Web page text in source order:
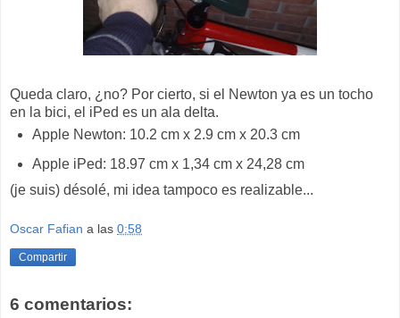
Queda claro, ¿no? Por cierto, si el Newton ya es un tocho
en la bici, el iPed es un ala delta.
Apple Newton: 10.2 cm x 2.9 cm x 20.3 cm
Apple iPed: 18.97 cm x 1,34 cm x 24,28 cm
(je suis) désolé, mi idea tampoco es realizable...
Oscar Fafian a las 0:58
Compartir
6 comentarios: